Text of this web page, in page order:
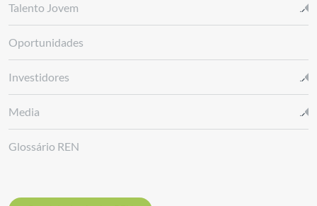
Talento Jovem
Oportunidades
Investidores
Media
Glossário REN